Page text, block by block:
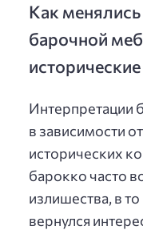
Как
барочной
Интерпретации
в зависимости
исторических
барокко часто
излишества, в
вернулся